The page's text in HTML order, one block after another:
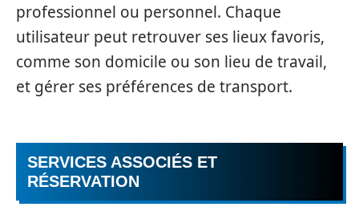
professionnel ou personnel. Chaque
utilisateur peut retrouver ses lieux favoris,
comme son domicile ou son lieu de travail,
et gérer ses préférences de transport.
SERVICES ASSOCIÉS ET
RÉSERVATION